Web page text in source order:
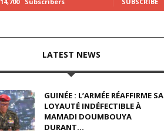
LATEST NEWS
GUINÉE : L’ARMÉE RÉAFFIRME SA
LOYAUTÉ INDÉFECTIBLE À
MAMADI DOUMBOUYA
DURANT...